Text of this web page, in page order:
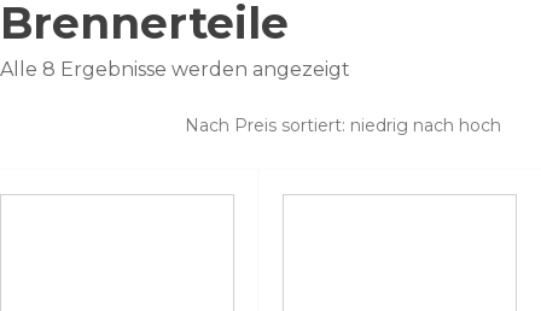
Brennerteile
Alle 8 Ergebnisse werden angezeigt
sortiert: